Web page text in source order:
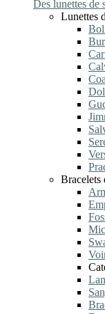
Des lunettes de
Lunettes
Bracelets